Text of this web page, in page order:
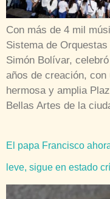
Con más de 4 mil
Sistema de
Simón Bolívar,
años de creación,
hermosa y amplia
Bellas Artes de la
El papa Francisco
leve, sigue en estado